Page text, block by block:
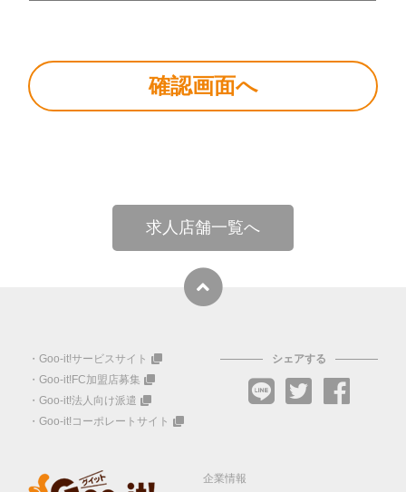
求人店舗一覧へ
Goo-it!サービスサイト
Goo-it!FC加盟店募集
Goo-it!法人向け派遣
Goo-it!コーポレートサイト
シェアする
企業情報